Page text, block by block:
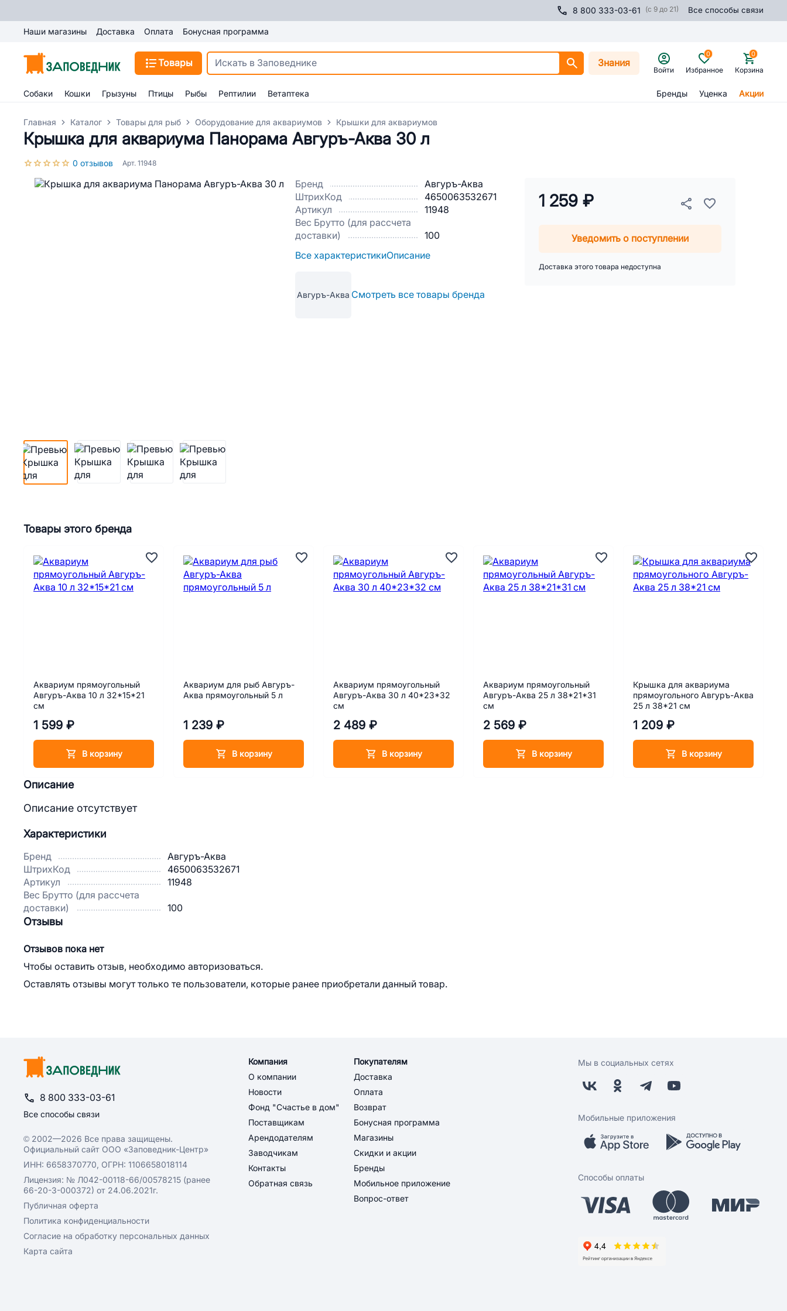
8 800 333-03-61 (с 9 до 21) Все способы связи
Наши магазины Доставка Оплата Бонусная программа
Товары Знания
Войти Избранное
0
Корзина
0
Собаки Кошки Грызуны Птицы Рыбы Рептилии Ветаптека Бренды Уценка Акции
Главная Каталог Товары для рыб Оборудование для аквариумов Крышки для аквариумов
Крышка для аквариума Панорама Авгуръ-Аква 30 л
0 отзывов Арт. 11948
Бренд
Авгуръ-Аква
ШтрихКод
4650063532671
Артикул
11948
Вес Брутто (для рассчета
доставки)
100
Все характеристикиОписание
Авгуръ-Аква Смотреть все товары бренда
1 259 ₽
Уведомить о поступлении
Доставка этого товара недоступна
Описание
Описание отсутствует
Товары этого бренда
Аквариум прямоугольный
Авгуръ-Аква 10 л 32*15*21
см
1 599 ₽
В корзину
Аквариум для рыб Авгуръ-
Аква прямоугольный 5 л
1 239 ₽
В корзину
Аквариум прямоугольный
Авгуръ-Аква 30 л 40*23*32
см
2 489 ₽
В корзину
Аквариум прямоугольный
Авгуръ-Аква 25 л 38*21*31
см
2 569 ₽
В корзину
Крышка для аквариума
прямоугольного Авгуръ-Аква
25 л 38*21 см
1 209 ₽
В корзину
Характеристики
Бренд
Авгуръ-Аква
ШтрихКод
4650063532671
Артикул
11948
Вес Брутто (для рассчета
доставки)
100
Отзывы
Отзывов пока нет
Чтобы оставить отзыв, необходимо авторизоваться.
Оставлять отзывы могут только те пользователи, которые ранее приобретали данный товар.
8 800 333-03-61
Все способы связи
© 2002—2026 Все права защищены.
Официальный сайт ООО «Заповедник-Центр»
ИНН: 6658370770, ОГРН: 1106658018114
Лицензия: № Л042-00118-66/00578215 (ранее
66-20-3-000372) от 24.06.2021г.
Публичная оферта
Политика конфиденциальности
Согласие на обработку персональных данных
Карта сайта
Компания
О компании
Новости
Фонд "Счастье в дом"
Поставщикам
Арендодателям
Заводчикам
Контакты
Обратная связь
Покупателям
Доставка
Оплата
Возврат
Бонусная программа
Магазины
Скидки и акции
Бренды
Мобильное приложение
Вопрос-ответ
Мы в социальных сетях
Мобильные приложения
Способы оплаты